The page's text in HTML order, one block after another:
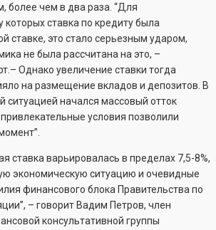
более чем в два раза. “Для
которых ставка по кредиту была
ставке, это стало серьезным ударом,
не была рассчитана на это, –
Однако увеличение ставки тогда
на размещение вкладов и депозитов. В
ситуацией начался массовый отток
условия позволили
ставка варьировалась в пределах 7,5-8%,
экономическую ситуацию и очевидные
финансового блока Правительства по
– говорит Вадим Петров, член
консультативной группы